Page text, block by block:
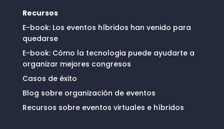
Recursos
E-book: Los eventos híbridos han venido para
quedarse
E-book: Cómo la tecnologia puede ayudarte a
organizar mejores congresos
Casos de éxito
Blog sobre organización de eventos
Recursos sobre eventos virtuales e híbridos